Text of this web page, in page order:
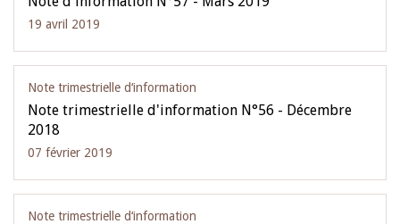
19 avril 2019
Note trimestrielle d‘information
Note trimestrielle d'information N°56 - Décembre
2018
07 février 2019
Note trimestrielle d‘information